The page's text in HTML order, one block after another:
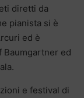
diretti da
pianista si è
ed è
Baumgartner ed
e festival di